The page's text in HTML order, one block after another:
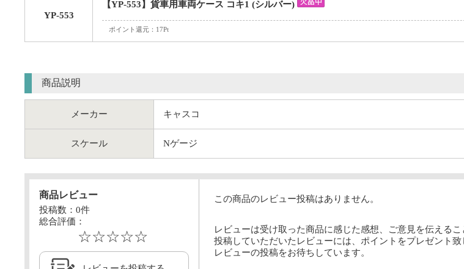
YP-553
【YP-553】貨車用車両ケース コキ1 (シルバー)
ポイント還元：17Pt
商品説明
メーカー キャスコ
スケール Nゲージ
商品レビュー
投稿数： 0件
総合評価：
☆☆☆☆☆
この商品のレビュー投稿はありません。
レビューは受け取った商品に感じた感想、ご意見を伝えるこ
投稿していただいたレビューには、ポイントをプレゼント
レビューの投稿をお待ちしています。